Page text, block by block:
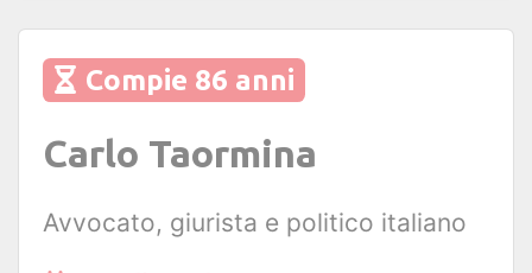
Compie 86 anni
Carlo Taormina
Avvocato, giurista e politico italiano